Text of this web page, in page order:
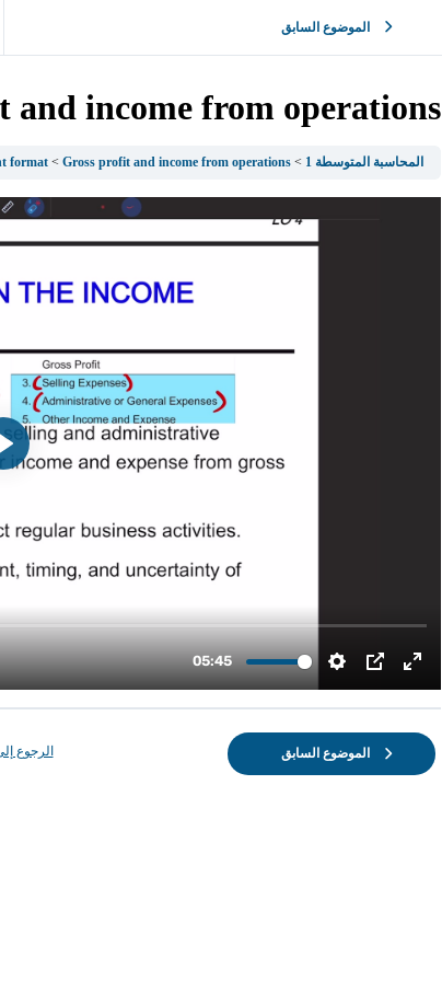
الموضوع السابق
and income from operations
المحاسبة المتوسطة 1 format Gross profit and income from operations
الموضوع السابق الرجوع